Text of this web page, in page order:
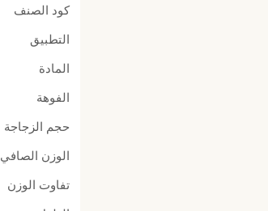
كود الصنف
التطبيق
المادة
الفوهة
حجم الزجاجة
الوزن الصافي
تفاوت الوزن